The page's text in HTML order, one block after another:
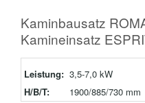
Kaminbausatz
Kamineinsatz
Leistung: 3,5-7,0 kW
H/B/T:
1900/885/730 mm